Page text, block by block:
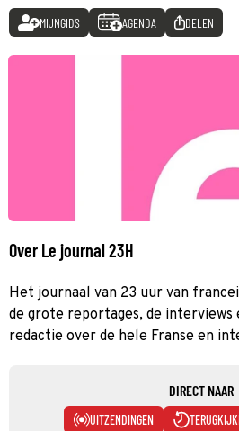
MIJNGIDS AGENDA DELEN
Over Le journal 23H
Het journaal van 23 uur van
de grote reportages, de interviews
redactie over de hele Franse en
DIRECT NAAR
UITZENDINGEN